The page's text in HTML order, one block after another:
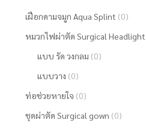
เฝือกดามจมูก Aqua Splint (0)
หมวกไฟผ่าตัด Surgical Headlight
แบบ รัด วงกลม (0)
แบบวาง (0)
ท่อช่วยหายใจ (0)
ชุดผ่าตัด Surgical gown (0)